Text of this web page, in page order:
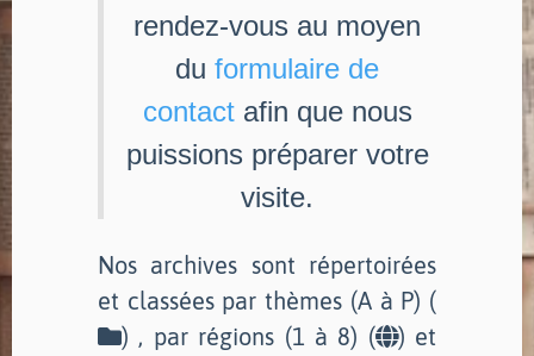
rendez-vous au moyen
du formulaire de
contactafin que nous
puissions préparer votre
visite.
Nos archives sont répertoirées
et classées par thèmes (A à P) (
) , par régions (1 à 8) (
) et